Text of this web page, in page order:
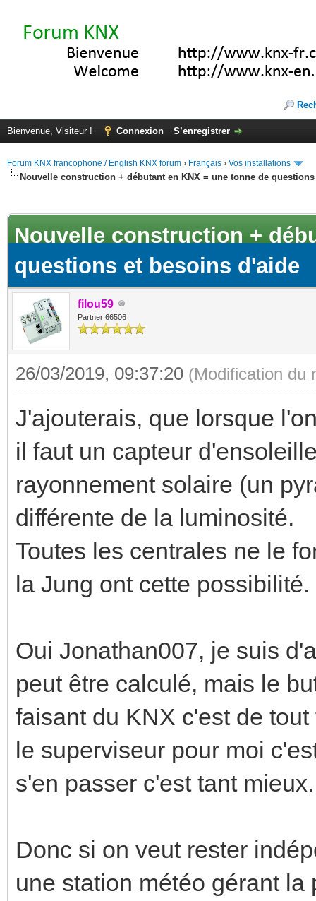
Bienvenue, Visiteur ! Connexion S’enregistrer
Forum KNX francophone / English KNX forum › Français › Vos installations
Nouvelle construction + débutant en KNX = une tonne de
Nouvelle construction +
questions et besoins d'aide
filou59
Partner 66506
26/03/2019, 09:37:20 (Modification du
J'ajouterais, que lorsque
il faut un capteur
rayonnement solaire (un
différente de la luminosité.
Toutes les centrales ne le
la Jung ont cette possibilité.
Oui Jonathan007, je suis
peut être calculé, mais le
faisant du KNX c'est de
le superviseur pour moi
s'en passer c'est tant mieux.
Donc si on veut rester
une station météo gérant